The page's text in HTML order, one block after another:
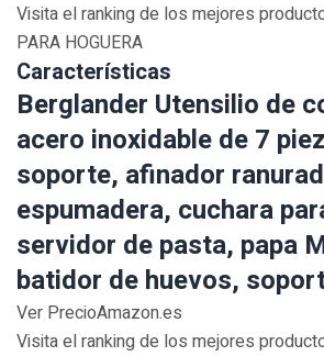
Visita el ranking de los mejores
PARA HOGUERA
Características
Berglander Utensilio de
acero inoxidable de 7
soporte, afinador
espumadera, cuchara
servidor de pasta, papa
batidor de huevos,
Ver PrecioAmazon.es
Visita el ranking de los mejores